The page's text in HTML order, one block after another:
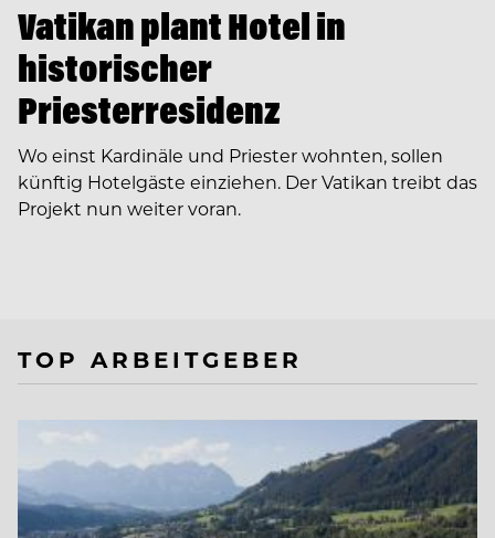
Vatikan plant Hotel in
historischer
Priesterresidenz
Wo einst Kardinäle und Priester wohnten, sollen
künftig Hotelgäste einziehen. Der Vatikan treibt das
Projekt nun weiter voran.
TOP ARBEITGEBER